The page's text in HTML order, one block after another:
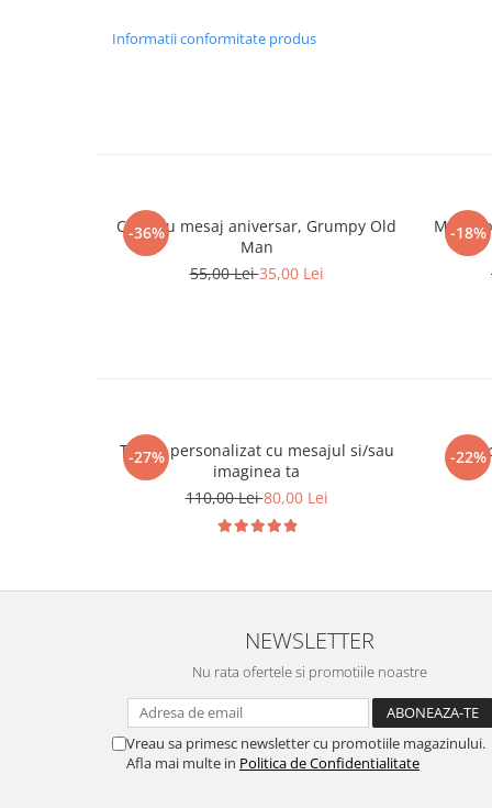
Informatii conformitate produs
-36%
Cana cu mesaj aniversar, Grumpy Old
Man
55,00 Lei35,00 Lei
-18%
-27%
Tricou personalizat cu mesajul si/sau
imaginea ta
110,00 Lei80,00 Lei
-22%
NEWSLETTER
Nu rata ofertele si promotiile noastre
Vreau sa primesc newsletter cu promotiile magazinului.
Afla mai multe in Politica de Confidentialitate